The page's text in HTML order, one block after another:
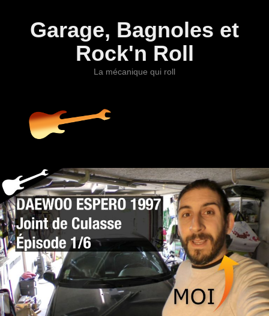
Garage, Bagnoles et
Rock'n Roll
La mécanique qui roll